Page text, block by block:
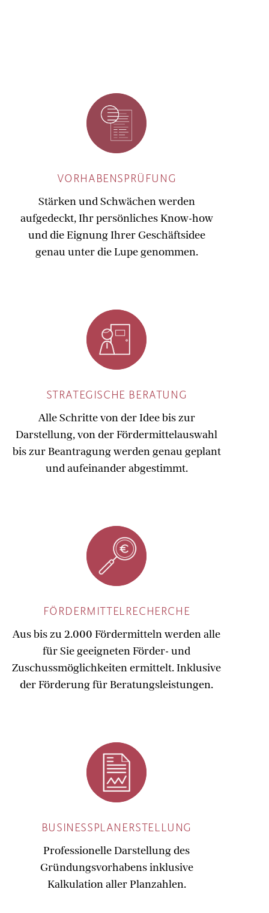
VORHABENSPRÜFUNG
Stärken und Schwächen werden
aufgedeckt, Ihr persönliches Know-how
und die Eignung Ihrer Geschäftsidee
genau unter die Lupe genommen.
STRATEGISCHE BERATUNG
Alle Schritte von der Idee bis zur
Darstellung, von der Fördermittelauswahl
bis zur Beantragung werden genau geplant
und aufeinander abgestimmt.
FÖRDERMITTELRECHERCHE
Aus bis zu 2.000 Fördermitteln werden alle
für Sie geeigneten Förder- und
Zuschussmöglichkeiten ermittelt. Inklusive
der Förderung für Beratungsleistungen.
BUSINESSPLANERSTELLUNG
Professionelle Darstellung des
Gründungsvorhabens inklusive
Kalkulation aller Planzahlen.